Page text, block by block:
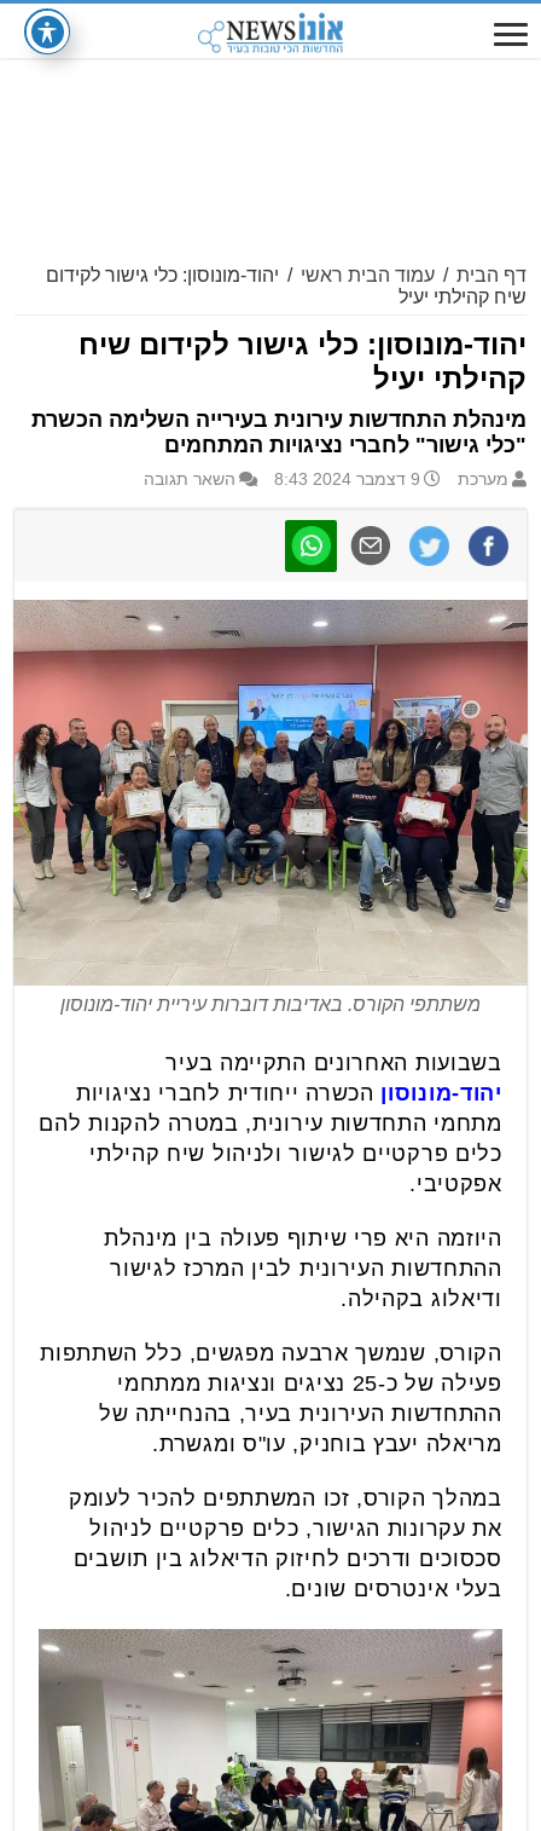
דף הבית / עמוד הבית ראשי / יהוד-מונוסון: כלי גישור לקידום
שיח קהילתי יעיל
יהוד-מונוסון: כלי גישור לקידום שיח
קהילתי יעיל
מינהלת התחדשות עירונית בעירייה השלימה הכשרת
"כלי גישור" לחברי נציגויות המתחמים
מערכת 9 דצמבר 2024 8:43 השאר תגובה
משתתפי הקורס. באדיבות דוברות עיריית יהוד-מונוסון
בשבועות האחרונים התקיימה בעיר
יהוד-מונוסון הכשרה ייחודית לחברי נציגויות
מתחמי התחדשות עירונית, במטרה להקנות להם
כלים פרקטיים לגישור ולניהול שיח קהילתי
אפקטיבי.
היוזמה היא פרי שיתוף פעולה בין מינהלת
ההתחדשות העירונית לבין המרכז לגישור
ודיאלוג בקהילה.
הקורס, שנמשך ארבעה מפגשים, כלל השתתפות
פעילה של כ-25 נציגים ונציגות ממתחמי
ההתחדשות העירונית בעיר, בהנחייתה של
מריאלה יעבץ בוחניק, עו"ס ומגשרת.
במהלך הקורס, זכו המשתתפים להכיר לעומק
את עקרונות הגישור, כלים פרקטיים לניהול
סכסוכים ודרכים לחיזוק הדיאלוג בין תושבים
בעלי אינטרסים שונים.